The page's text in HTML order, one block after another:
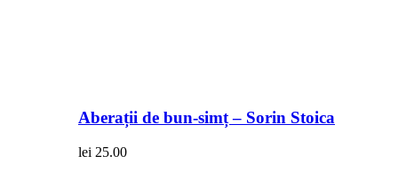
Aberații de bun-simț – Sorin Stoica
lei 25.00